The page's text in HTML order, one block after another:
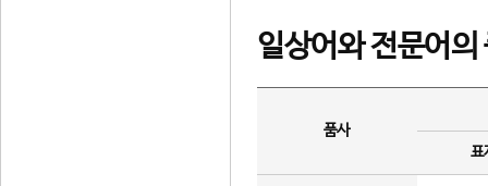
일상어와 전문어의
품사
표